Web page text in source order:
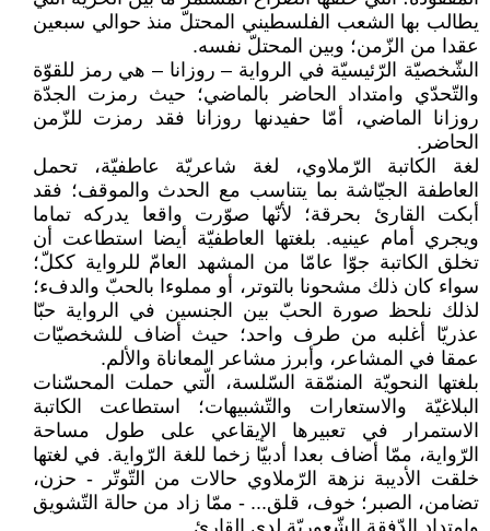
يطالب بها الشعب الفلسطيني المحتلّ منذ حوالي سبعين
عقدا من الزّمن؛ وبين المحتلّ نفسه.
الشّخصيّة الرّئيسيّة في الرواية – روزانا – هي رمز للقوّة
والتّحدّي وامتداد الحاضر بالماضي؛ حيث رمزت الجدّة
روزانا الماضي، أمّا حفيدنها روزانا فقد رمزت للزّمن
الحاضر.
لغة الكاتبة الرّملاوي، لغة شاعريّة عاطفيّة، تحمل
العاطفة الجيّاشة بما يتناسب مع الحدث والموقف؛ فقد
أبكت القارئ بحرقة؛ لأنّها صوّرت واقعا يدركه تماما
ويجري أمام عينيه. بلغتها العاطفيّة أيضا استطاعت أن
تخلق الكاتبة جوّا عامّا من المشهد العامّ للرواية ككلّ؛
سواء كان ذلك مشحونا بالتوتر، أو مملوءا بالحبّ والدفء؛
لذلك نلحظ صورة الحبّ بين الجنسين في الرواية حبّا
عذريّا أغلبه من طرف واحد؛ حيث أضاف للشخصيّات
عمقا في المشاعر، وأبرز مشاعر المعاناة والألم.
بلغتها النحويّة المنمّقة السّلسة، الّتي حملت المحسّنات
البلاغيّة والاستعارات والتّشبيهات؛ استطاعت الكاتبة
الاستمرار في تعبيرها الإيقاعي على طول مساحة
الرّواية، ممّا أضاف بعدا أدبيّا زخما للغة الرّواية. في لغتها
خلقت الأديبة نزهة الرّملاوي حالات من التّوتّر - حزن،
تضامن، الصبر؛ خوف، قلق... - ممّا زاد من حالة التّشويق